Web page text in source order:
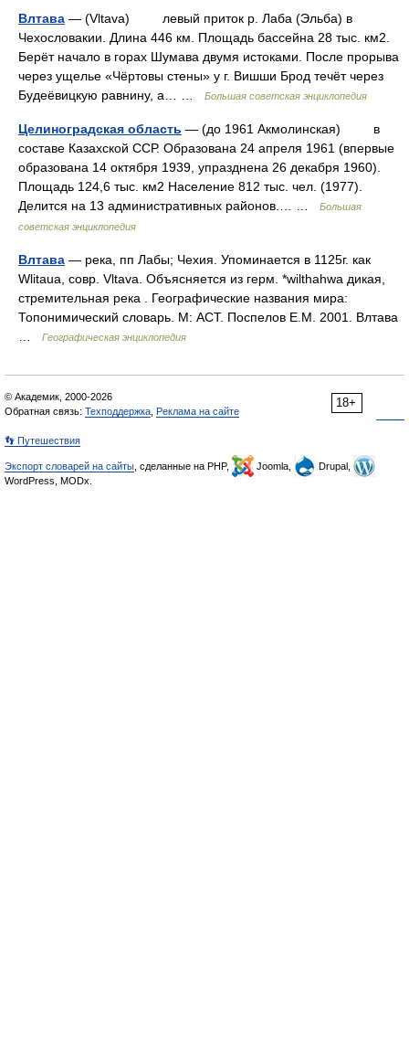
Влтава — (Vltava) левый приток р. Лаба (Эльба) в
Чехословакии. Длина 446 км. Площадь бассейна 28 тыс. км2.
Берёт начало в горах Шумава двумя истоками. После прорыва
через ущелье «Чёртовы стены» у г. Вишши Брод течёт через
Будеёвицкую равнину, а… …
Большая советская энциклопедия
Целиноградская область — (до 1961 Акмолинская) в
составе Казахской ССР. Образована 24 апреля 1961 (впервые
образована 14 октября 1939, упразднена 26 декабря 1960).
Площадь 124,6 тыс. км2 Население 812 тыс. чел. (1977).
Делится на 13 административных районов.… …
Большая
советская энциклопедия
Влтава — река, пп Лабы; Чехия. Упоминается в 1125г. как
Wlitaua, совр. Vltava. Объясняется из герм. *wilthahwa дикая,
стремительная река . Географические названия мира:
Топонимический словарь. М: АСТ. Поспелов Е.М. 2001. Влтава
Географическая энциклопедия
18+
© Академик, 2000-2026
Обратная связь: Техподдержка Реклама на сайте
👣 Путешествия
Экспорт словарей на сайты , сделанные на PHP, Joomla,
Drupal,
WordPress, MODx.